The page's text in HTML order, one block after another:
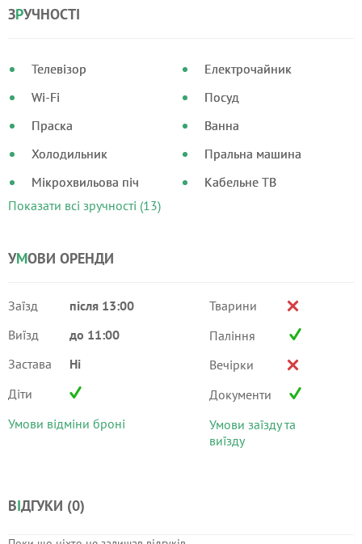
ЗРУЧНОСТІ
Телевізор
Wi-Fi
Праска
Холодильник
Мікрохвильова піч
Електрочайник
Посуд
Ванна
Пральна машина
Кабельне ТВ
Показати всі зручності (13)
УМОВИ ОРЕНДИ
Заїзд
після 13:00
Виїзд
до 11:00
Застава
Ні
Діти
Умови відміни броні
Тварини
Паління
Вечірки
Документи
Умови заїзду та
виїзду
ВІДГУКИ (0)